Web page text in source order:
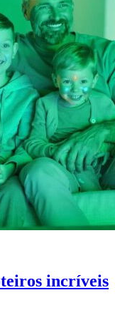
incríveis